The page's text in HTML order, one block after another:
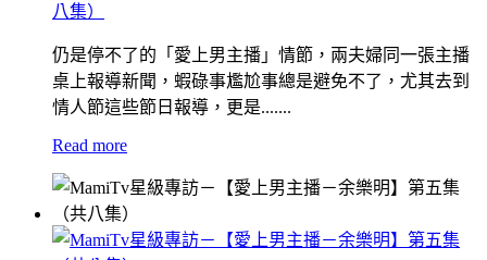
八集）
仍是停不了的「愛上男主播」情節，兩夫婦同一張主播
桌上報導新聞，蝦碌事尷尬事總是避免不了，尤其去到
情人節這些節日報導，更是.......
Read more